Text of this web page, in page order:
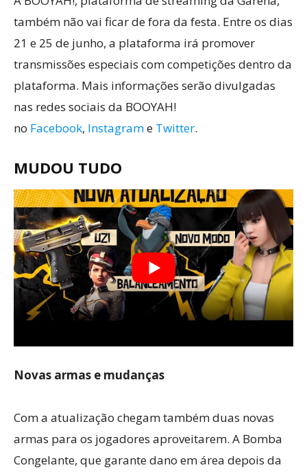
também não vai ficar de fora da festa. Entre os dias
21 e 25 de junho, a plataforma irá promover
transmissões especiais com competições dentro da
plataforma. Mais informações serão divulgadas
nas redes sociais da BOOYAH!
no Facebook, Instagrame Twitter.
MUDOU TUDO
Novas armas e mudanças
Com a atualização chegam também duas novas
armas para os jogadores aproveitarem. A Bomba
Congelante, que garante dano em área depois da